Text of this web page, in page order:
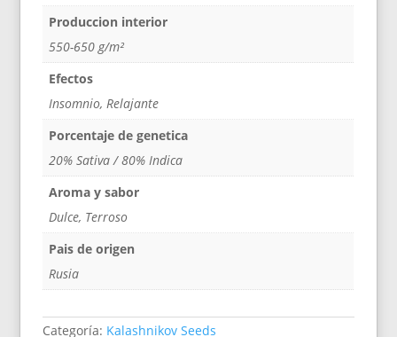
Produccion interior
550-650 g/m²
Efectos
Insomnio, Relajante
Porcentaje de genetica
20% Sativa / 80% Indica
Aroma y sabor
Dulce, Terroso
Pais de origen
Rusia
Categoría: Kalashnikov Seeds